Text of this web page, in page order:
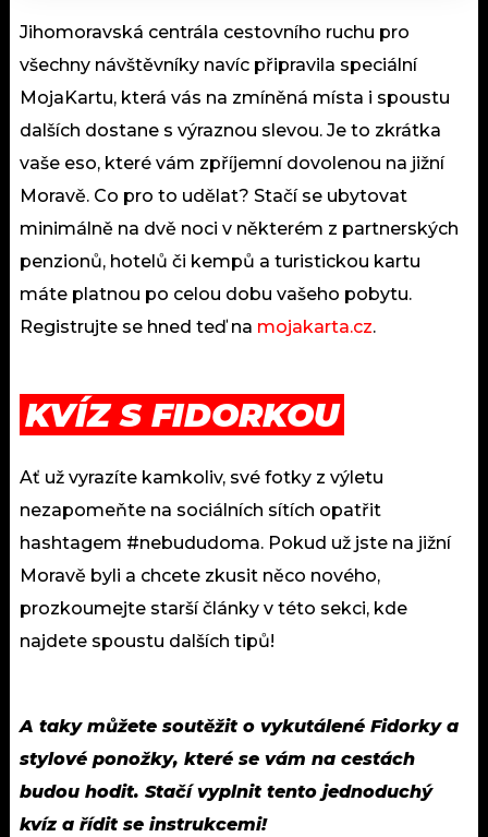
Jihomoravská centrála cestovního ruchu pro
všechny návštěvníky navíc připravila speciální
MojaKartu, která vás na zmíněná místa i spoustu
dalších dostane s výraznou slevou. Je to zkrátka
vaše eso, které vám zpříjemní dovolenou na jižní
Moravě. Co pro to udělat? Stačí se ubytovat
minimálně na dvě noci v některém z partnerských
penzionů, hotelů či kempů a turistickou kartu
máte platnou po celou dobu vašeho pobytu.
Registrujte se hned teď na mojakarta.cz.
KVÍZ S FIDORKOU
Ať už vyrazíte kamkoliv, své fotky z výletu
nezapomeňte na sociálních sítích opatřit
hashtagem #nebududoma. Pokud už jste na jižní
Moravě byli a chcete zkusit něco nového,
prozkoumejte starší články v této sekci, kde
najdete spoustu dalších tipů!
A taky můžete soutěžit o vykutálené Fidorky a
stylové ponožky, které se vám na cestách
budou hodit. Stačí vyplnit tento jednoduchý
kvíz a řídit se instrukcemi!